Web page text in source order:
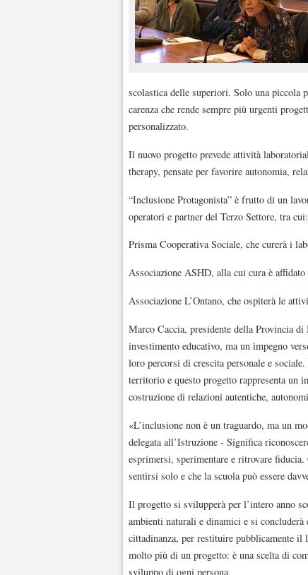
scolastica delle superiori. Solo una piccola
carenza che rende sempre più urgenti
personalizzato.
Il nuovo progetto prevede attività
therapy, pensate per favorire autonomia,
“Inclusione Protagonista” è frutto di un
operatori e partner del Terzo Settore, tra cui:
Prisma Cooperativa Sociale, che curerà i
Associazione ASHD, alla cui cura è
Associazione L’Ontano, che ospiterà le
Marco Caccia, presidente della Provincia
investimento educativo, ma un impegno
loro percorsi di crescita personale e
territorio e questo progetto rappresenta un
costruzione di relazioni autentiche,
«L’inclusione non è un traguardo, ma un
delegata all’Istruzione - Significa
esprimersi, sperimentare e ritrovare
sentirsi solo e che la scuola può essere
Il progetto si svilupperà per l’intero anno
ambienti naturali e dinamici e si
cittadinanza, per restituire pubblicamente
molto più di un progetto: è una scelta di
sviluppo di ogni persona.